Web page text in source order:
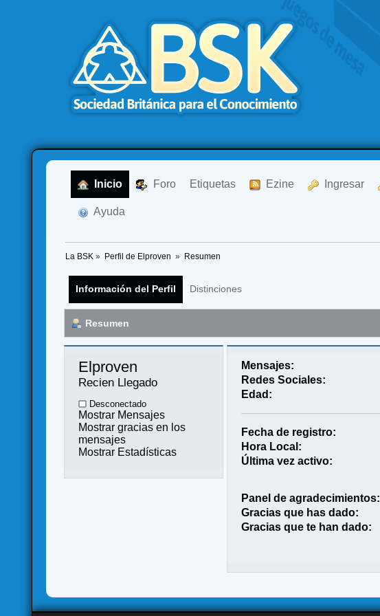
Inicio Foro Etiquetas Ezine Ingresar
Ayuda
La BSK » Perfil de Elproven » Resumen
Información del Perfil Distinciones
Resumen
Elproven
Recien Llegado
Desconectado
Mostrar Mensajes
Mostrar gracias en los
mensajes
Mostrar Estadísticas
Mensajes:
Redes Sociales:
Edad:
Fecha de registro:
Hora Local:
Última vez activo:
Panel de agradecimientos:
Gracias que has dado:
Gracias que te han dado: